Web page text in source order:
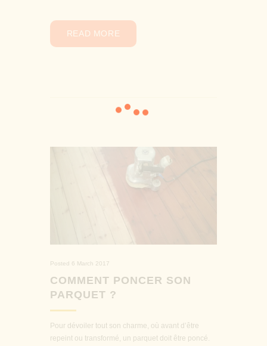
READ MORE
Posted 6 March 2017
COMMENT PONCER SON
PARQUET ?
Pour dévoiler tout son charme, où avant d’être
repeint ou transformé, un parquet doit être poncé.